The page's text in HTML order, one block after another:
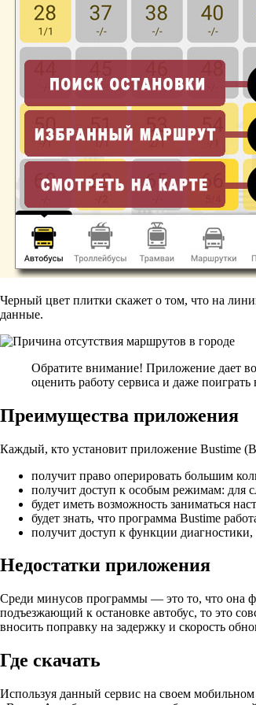
Черный цвет плитки скажет о том, что на
данные.
Обратите внимание! Приложение дает
оценить работу сервиса и даже
Преимущества приложения
Каждый, кто установит приложение Bustime
получит право оперировать большим
получит доступ к особым режимам: для
будет иметь возможность заниматься
будет знать, что программа Bustime
получит доступ к функции диагностики,
Недостатки приложения
Среди минусов программы — это то, что она
подъезжающий к остановке автобус, то это
вносить поправку на задержку и скорость
Где скачать
Используя данный сервис на своем